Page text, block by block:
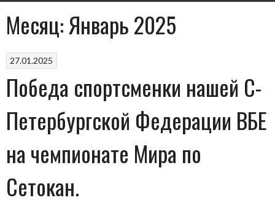
Месяц:Январь 2025
27.01.2025
Победа спортсменки нашей С-
Петербургской Федерации ВБЕ
на чемпионате Мира по
Сетокан.